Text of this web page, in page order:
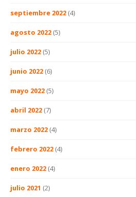
septiembre 2022 (4)
agosto 2022 (5)
julio 2022 (5)
junio 2022 (6)
mayo 2022 (5)
abril 2022 (7)
marzo 2022 (4)
febrero 2022 (4)
enero 2022 (4)
julio 2021 (2)